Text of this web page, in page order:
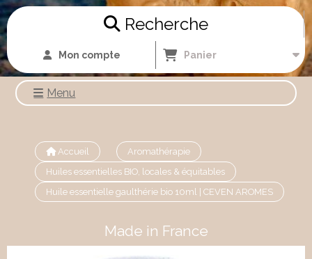
Recherche
Mon compte Panier
Menu
Accueil
Aromathérapie
Huiles essentielles BIO, locales & équitables
Huile essentielle gaulthérie bio 10ml | CEVEN AROMES
Made in France